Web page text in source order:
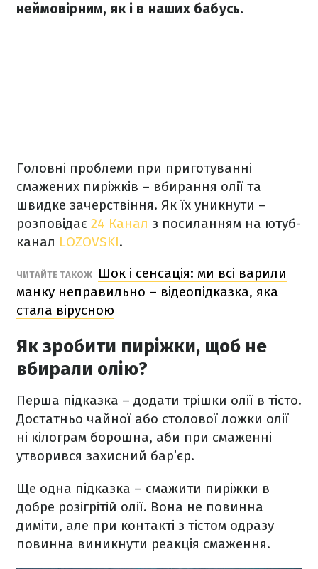
неймовірним, як і в наших бабусь.
Головні проблеми при приготуванні
смажених пиріжків – вбирання олії та
швидке зачерствіння. Як їх уникнути –
розповідає 24 Канал з посиланням на ютуб-
канал LOZOVSKI.
ЧИТАЙТЕ ТАКОЖ
Шок і сенсація: ми всі варили
манку неправильно – відеопідказка, яка
стала вірусною
Як зробити пиріжки, щоб не
вбирали олію?
Перша підказка – додати трішки олії в тісто.
Достатньо чайної або столової ложки олії
ні кілограм борошна, аби при смаженні
утворився захисний барʼєр.
Ще одна підказка – смажити пиріжки в
добре розігрітій олії. Вона не повинна
диміти, але при контакті з тістом одразу
повинна виникнути реакція смаження.